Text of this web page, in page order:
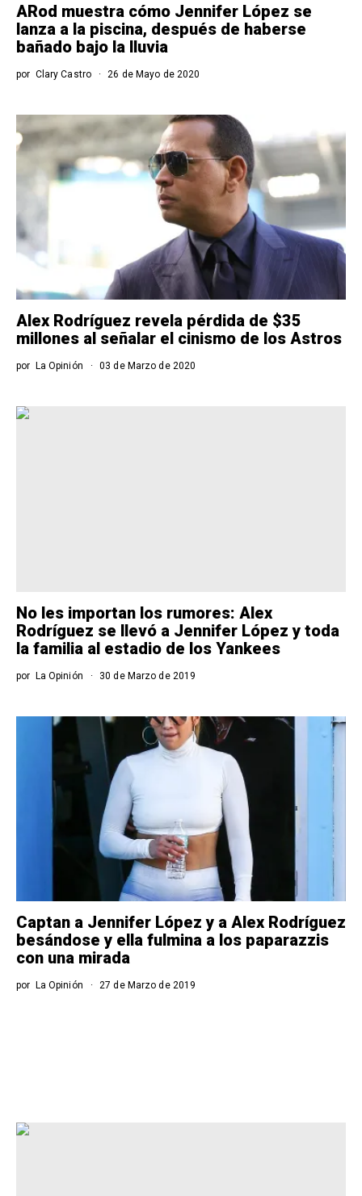
ARod muestra cómo Jennifer López se
lanza a la piscina, después de haberse
bañado bajo la lluvia
por Clary Castro 26 de Mayo de 2020
Alex Rodríguez revela pérdida de $35
millones al señalar el cinismo de los Astros
por La Opinión 03 de Marzo de 2020
No les importan los rumores: Alex
Rodríguez se llevó a Jennifer López y toda
la familia al estadio de los Yankees
por La Opinión 30 de Marzo de 2019
Captan a Jennifer López y a Alex Rodríguez
besándose y ella fulmina a los paparazzis
con una mirada
por La Opinión 27 de Marzo de 2019